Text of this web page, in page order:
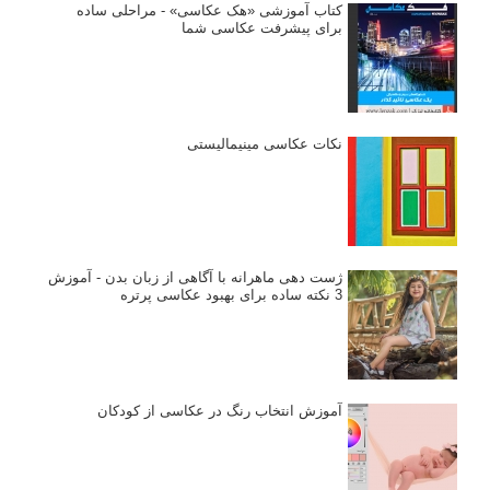
کتاب آموزشی «هک عکاسی» - مراحلی ساده
برای پیشرفت عکاسی شما
نکات عکاسی مینیمالیستی
ژست دهی ماهرانه با آگاهی از زبان بدن - آموزش
3 نکته ساده برای بهبود عکاسی پرتره
آموزش انتخاب رنگ در عکاسی از کودکان